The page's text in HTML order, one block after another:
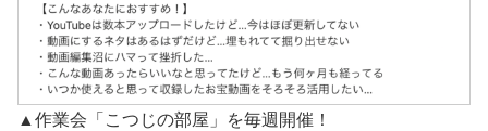
▲作業会「こつじの部屋」を毎週開催！